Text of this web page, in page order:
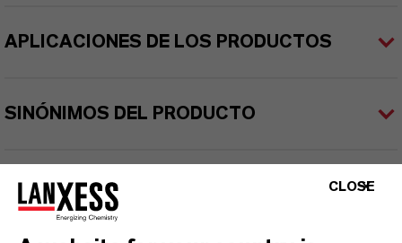
APLICACIONES DE LOS PRODUCTOS
SINÓNIMOS DEL PRODUCTO
PRODUCT DATA SHEETS
Aquí puedes descargar las fichas técnicas de los
CLOSE